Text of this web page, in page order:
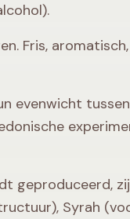
Fris,
evenwicht
geproduceerd,
Syrah